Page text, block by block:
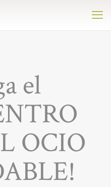
el
OCIO